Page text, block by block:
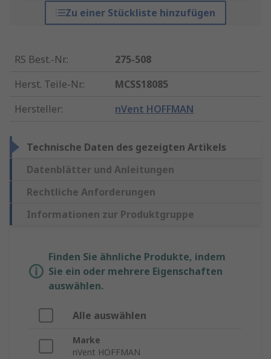
Zu einer Stückliste hinzufügen
RS Best.-Nr.:
275-508
Herst. Teile-Nr.:
MCSS18085
Hersteller: nVent HOFFMAN
Technische Daten des gezeigten Artikels
Datenblätter und Anleitungen
Rechtliche Anforderungen
Informationen zur Produktgruppe
Finden Sie ähnliche Produkte, indem
Sie ein oder mehrere Eigenschaften
auswählen.
Alle auswählen
Marke
nVent HOFFMAN